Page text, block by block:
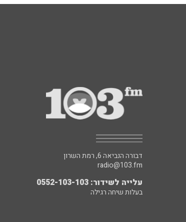
דבורה הנביאה 6, רמת השרון
radio@103.fm
עלייה לשידור: 0552-103-103
בעלות שיחה רגילה